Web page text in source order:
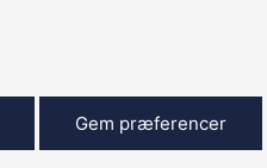
Gem præferencer